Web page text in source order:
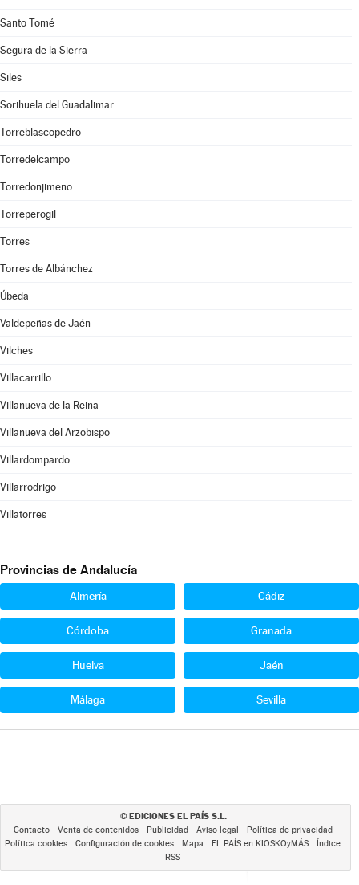
Santo Tomé
Segura de la Sierra
Siles
Sorihuela del Guadalimar
Torreblascopedro
Torredelcampo
Torredonjimeno
Torreperogil
Torres
Torres de Albánchez
Úbeda
Valdepeñas de Jaén
Vilches
Villacarrillo
Villanueva de la Reina
Villanueva del Arzobispo
Villardompardo
Villarrodrigo
Villatorres
Provincias de Andalucía
Almería Cádiz
Córdoba Granada
Huelva Jaén
Málaga Sevilla
© EDICIONES EL PAÍS S.L.
Contacto Venta de contenidos Publicidad Aviso legal
Política de privacidad
Política cookies
Configuración de cookies Mapa EL PAÍS en KIOSKOyMÁS
Índice
RSS